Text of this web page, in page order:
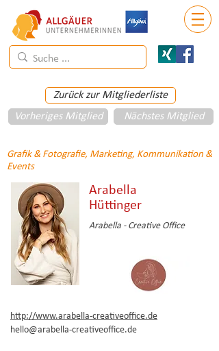
Zurück zur Mitgliederliste
Vorheriges Mitglied
Nächstes Mitglied
Grafik & Fotografie, Marketing, Kommunikation &
Events
Arabella
Hüttinger
Arabella - Creative Office
http://www.arabella-creativeoffice.de
hello@arabella-creativeoffice.de